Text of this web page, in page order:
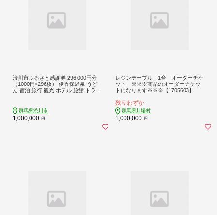
渋川市ふるさと感謝券 296,000円分
（1000円×296枚） 伊香保温泉 うど
ん 宿泊 旅行 観光 ホテル 旅館 トラベ
群馬県渋川市
1,000,000 円
レジンテーブル 1台 オーダーチケ
ット ※※※商品のオーダーチケッ
トになります※※※【1705603】
残りわずか
群馬県川場村
1,000,000 円